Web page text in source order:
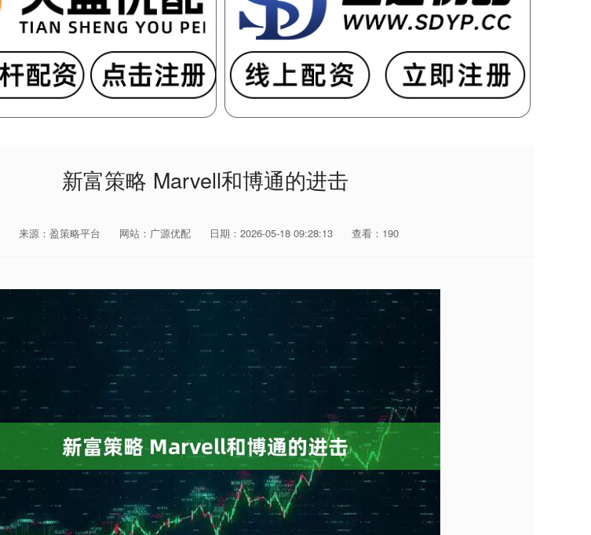
新富策略 Marvell和博通的进击
来源：盈策略平台 网站：广源优配 日期：2026-05-18 09:28:13 查看：190